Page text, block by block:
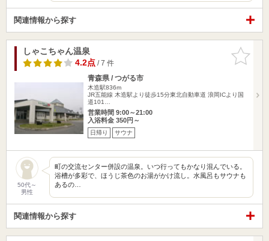
関連情報から探す
お気に入
りに追加
しゃこちゃん温泉
4.2点/ 7 件
青森県 / つがる市
木造駅836m
JR五能線 木造駅より徒歩15分東北自動車道 浪岡ICより国
道101…
営業時間 9:00～21:00
入浴料金 350円～
日帰り サウナ
50代～
男性
町の交流センター併設の温泉。いつ行ってもかなり混んでいる。
浴槽が多彩で、ほうじ茶色のお湯がかけ流し。水風呂もサウナも
あるの…
関連情報から探す